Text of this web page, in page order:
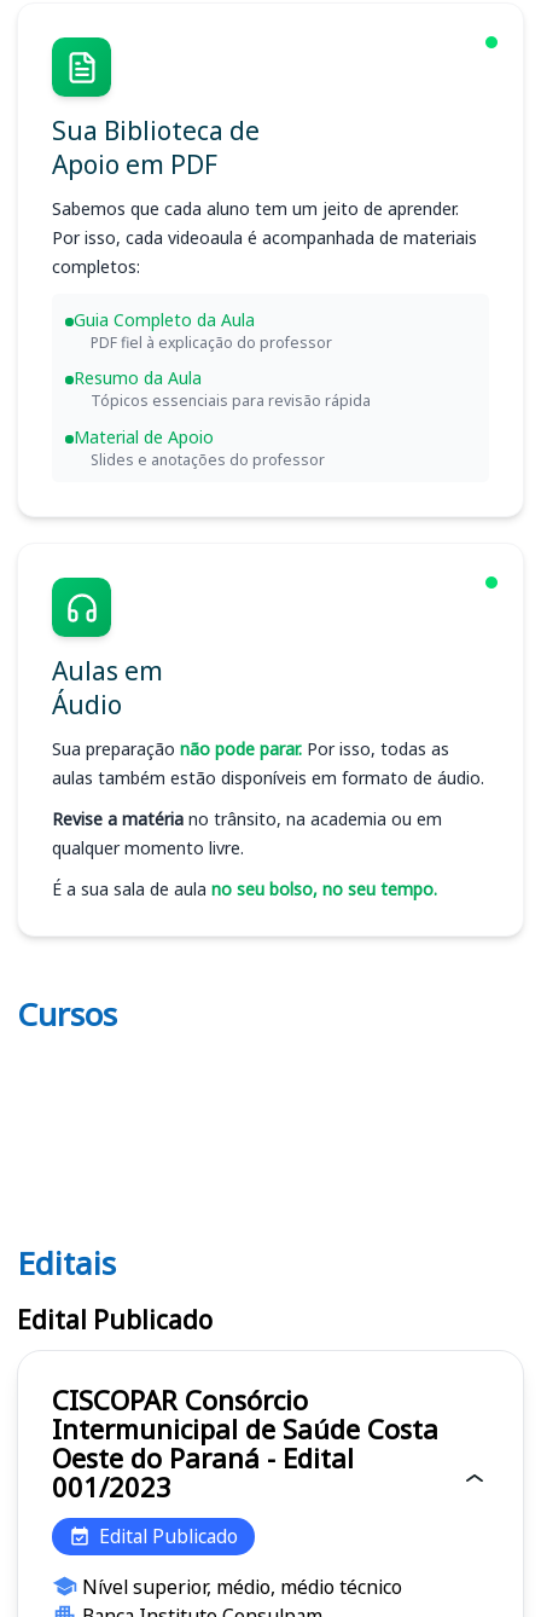
Sua Biblioteca de
Apoio em PDF
Sabemos que cada aluno tem um jeito de aprender.
Por isso, cada videoaula é acompanhada de materiais
completos:
Guia Completo da Aula
PDF fiel à explicação do professor
Resumo da Aula
Tópicos essenciais para revisão rápida
Material de Apoio
Slides e anotações do professor
Aulas em
Áudio
Sua preparação não pode parar. Por isso, todas as
aulas também estão disponíveis em formato de áudio.
Revise a matéria no trânsito, na academia ou em
qualquer momento livre.
É a sua sala de aula no seu bolso, no seu tempo.
Cursos
Editais CISCOPAR
Editais
Edital Publicado
CISCOPAR Consórcio
Intermunicipal de Saúde Costa
Oeste do Paraná - Edital
001/2023
Edital Publicado
Nível superior, médio, médio técnico